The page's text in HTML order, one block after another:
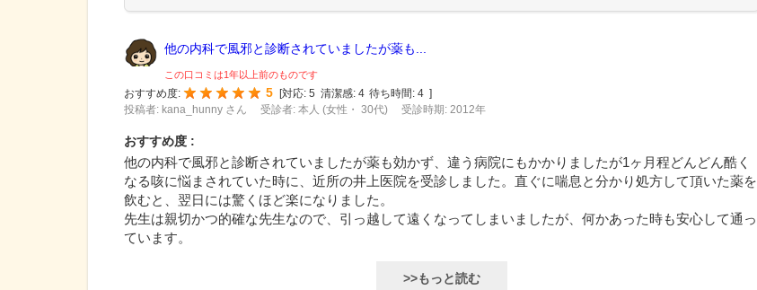
他の内科で風邪と診断されていましたが薬も...
この口コミは1年以上前のものです
おすすめ度:
5 [対応: 5 清潔感: 4 待ち時間: 4 ]
投稿者: kana_hunny さん
受診者: 本人 (女性・ 30代) 受診時期: 2012年
おすすめ度 :
他の内科で風邪と診断されていましたが薬も効かず、違う病院にもかかりましたが1ヶ月程どんどん酷く
なる咳に悩まされていた時に、近所の井上医院を受診しました。直ぐに喘息と分かり処方して頂いた薬を
飲むと、翌日には驚くほど楽になりました。
先生は親切かつ的確な先生なので、引っ越して遠くなってしまいましたが、何かあった時も安心して通っ
ています。
>>もっと読む